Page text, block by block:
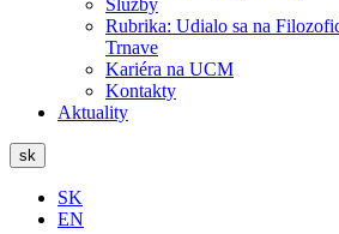
Služby
Rubrika: Udialo sa na
Trnave
Kariéra na UCM
Kontakty
Aktuality
sk
SK
EN